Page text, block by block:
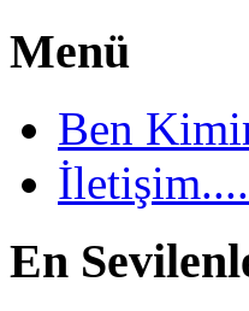
Menü
Ben
En